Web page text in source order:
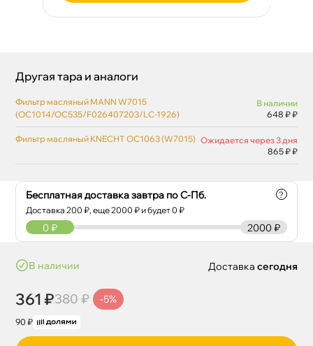
Бесплатная доставка завтра по С-Пб.
Доставка200 ₽, еще2000 ₽ и будет 0 ₽
?
2000 ₽
0 ₽
наличии
361 ₽380 ₽ -5%
90 ₽
Доставка сегодня
Другая тара и аналоги
Фильтр масляный MANN W7015
(OC1014/OC535/F026407203/LC-1926)
наличии
648 ₽ ₽
Фильтр масляный KNECHT OC1063 (W7015) Ожидается через 3 дня
865 ₽ ₽